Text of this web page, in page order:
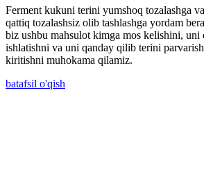
Ferment kukuni terini yumshoq tozalashga
qattiq tozalashsiz olib tashlashga yordam
biz ushbu mahsulot kimga mos kelishini, uni
ishlatishni va uni qanday qilib terini
kiritishni muhokama qilamiz.
batafsil o'qish